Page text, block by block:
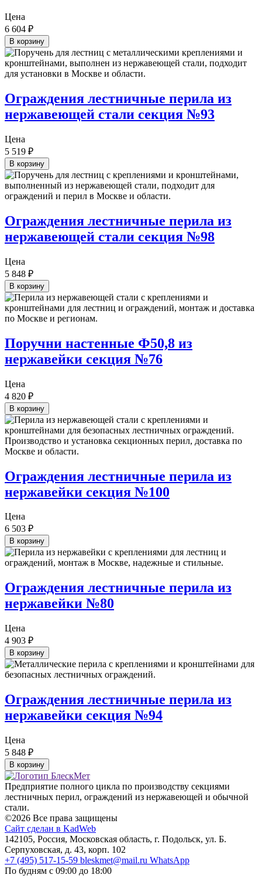
Цена
6 604 ₽
В корзину
Ограждения лестничные перила из
нержавеющей стали секция №93
Цена
5 519 ₽
В корзину
Ограждения лестничные перила из
нержавеющей стали секция №98
Цена
5 848 ₽
В корзину
Поручни настенные Ф50,8 из
нержавейки секция №76
Цена
4 820 ₽
В корзину
Ограждения лестничные перила из
нержавейки секция №100
Цена
6 503 ₽
В корзину
Ограждения лестничные перила из
нержавейки №80
Цена
4 903 ₽
В корзину
Ограждения лестничные перила из
нержавейки секция №94
Цена
5 848 ₽
В корзину
Предприятие полного цикла по производству секциями
лестничных перил, ограждений из нержавеющей и обычной
стали.
©2026 Все права защищены
Сайт сделан в KadWeb
142105, Россия, Московская область, г. Подольск, ул. Б.
Серпуховская, д. 43, корп. 102
+7 (495) 517-15-59 bleskmet@mail.ru WhatsApp
По будням с 09:00 до 18:00